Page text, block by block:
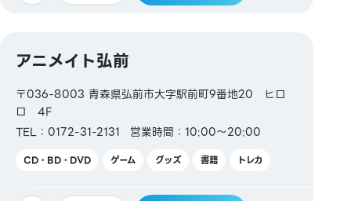
アニメイト弘前
〒036-8003 青森県弘前市大字駅前町9番地20 ヒロ
ロ 4F
TEL：0172-31-2131
営業時間：10:00～20:00
CD・BD・DVD ゲーム グッズ 書籍 トレカ